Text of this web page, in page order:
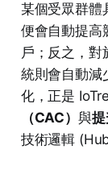
某個受眾群體
便會自動提高
戶；反之，對
統則會自動減
化，正是
（CAC） 與提
技術邏輯